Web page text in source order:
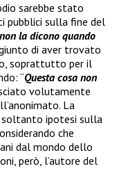
sarebbe stato
pubblici sulla fine del
la dicono quando
di aver trovato
soprattutto per il
“Questa cosa non
volutamente
La
ipotesi sulla
che
dal mondo dello
però, l’autore del